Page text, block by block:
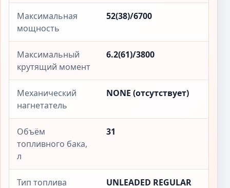
Максимальная
мощность
52(38)/6700
Максимальный
крутящий момент
6.2(61)/3800
Механический
нагнетатель
NONE (отсутствует)
Объём
топливного бака,
л
31
Тип топлива
UNLEADED REGULAR